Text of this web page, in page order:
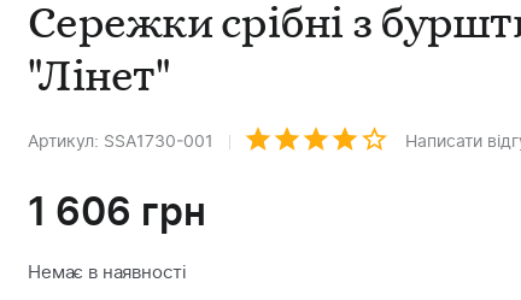
Сережки срібні з
"Лінет"
Артикул: SSA1730-001 Написати
1 606 грн
Немає в наявності